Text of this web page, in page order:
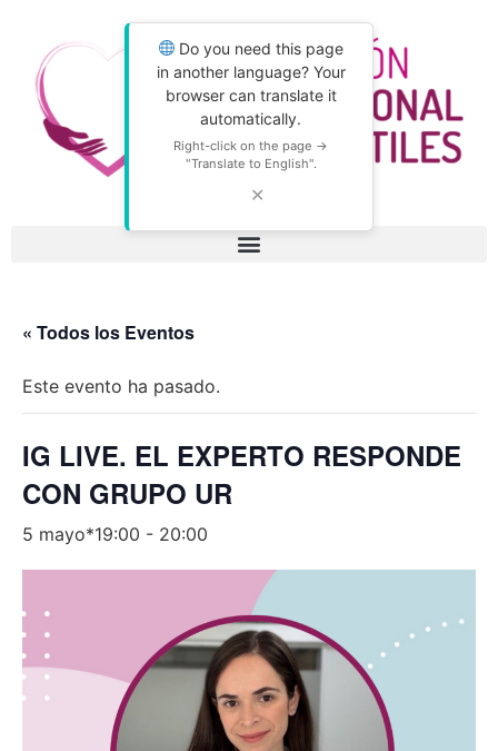
Do you need this page
in another language? Your
browser can translate it
automatically.
Right-click on the page →
"Translate to English".
✕
« Todos los Eventos
Este evento ha pasado.
IG LIVE. EL EXPERTO RESPONDE
CON GRUPO UR
5 mayo*19:00 - 20:00